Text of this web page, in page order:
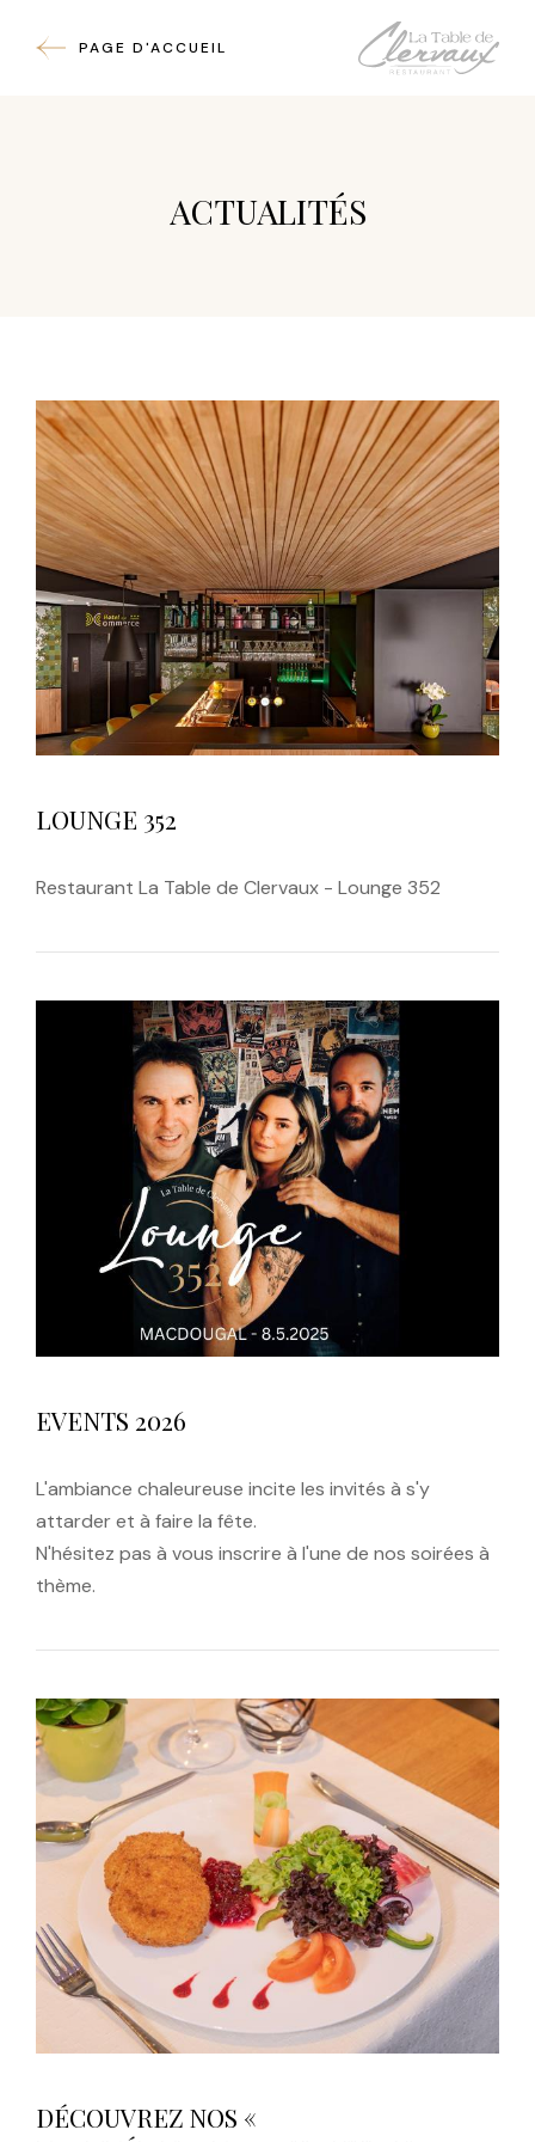
PAGE D'ACCUEIL
ACTUALITÉS
LOUNGE 352
Restaurant La Table de Clervaux - Lounge 352
EVENTS 2026
L'ambiance chaleureuse incite les invités à s'y
attarder et à faire la fête.
N'hésitez pas à vous inscrire à l'une de nos soirées à
thème.
DÉCOUVREZ NOS «